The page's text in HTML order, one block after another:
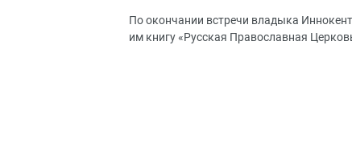
По окончании встречи владыка
им книгу «Русская Православная